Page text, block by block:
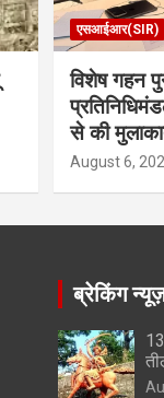
एसआईआर(SIR)
विशेष गहन
से की
August 6,
ब्रेकिंग